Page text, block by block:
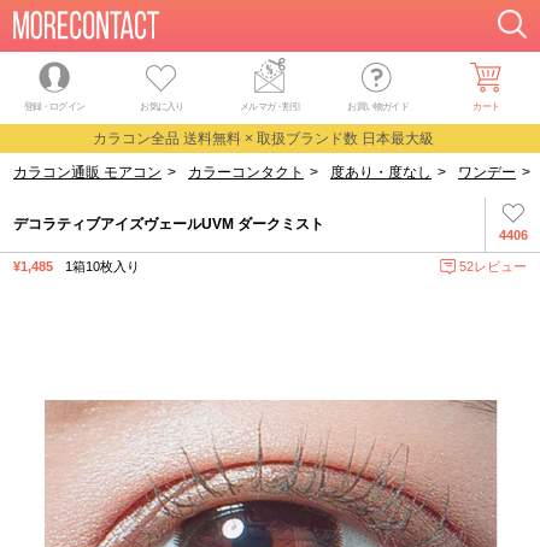
登録・ログイン お気に入り メルマガ・割引 お買い物ガイド カート
カラコン全品 送料無料 × 取扱ブランド数 日本最大級
カラコン通販 モアコン > カラーコンタクト > 度あり・度なし > ワンデー >
4406
デコラティブアイズヴェールUVM ダークミスト
¥1,485 1箱10枚入り 52レビュー